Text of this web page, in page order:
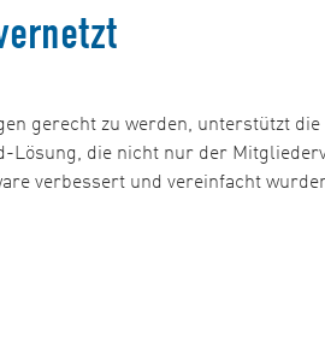
gerecht zu werden, unterstützt die
Lösung, die nicht nur der
verbessert und vereinfacht